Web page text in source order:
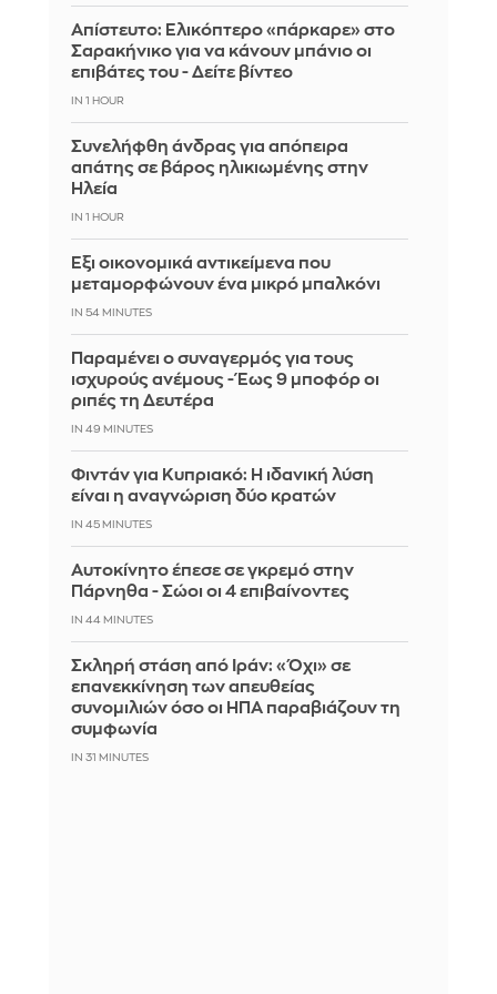
Απίστευτο: Ελικόπτερο «πάρκαρε» στο
Σαρακήνικο για να κάνουν μπάνιο οι
επιβάτες του - Δείτε βίντεο
IN 1 HOUR
Συνελήφθη άνδρας για απόπειρα
απάτης σε βάρος ηλικιωμένης στην
Ηλεία
IN 1 HOUR
Έξι οικονομικά αντικείμενα που
μεταμορφώνουν ένα μικρό μπαλκόνι
IN 54 MINUTES
Παραμένει ο συναγερμός για τους
ισχυρούς ανέμους - Έως 9 μποφόρ οι
ριπές τη Δευτέρα
IN 48 MINUTES
Φιντάν για Κυπριακό: Η ιδανική λύση
είναι η αναγνώριση δύο κρατών
IN 44 MINUTES
Αυτοκίνητο έπεσε σε γκρεμό στην
Πάρνηθα - Σώοι οι 4 επιβαίνοντες
IN 44 MINUTES
Σκληρή στάση από Ιράν: «Όχι» σε
επανεκκίνηση των απευθείας
συνομιλιών όσο οι ΗΠΑ παραβιάζουν τη
συμφωνία
IN 31 MINUTES